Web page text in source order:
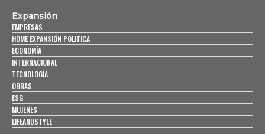
Expansión
EMPRESAS
HOME EXPANSIÓN POLITICA
ECONOMÍA
INTERNACIONAL
TECNOLOGÍA
OBRAS
ESG
MUJERES
LIFEANDSTYLE